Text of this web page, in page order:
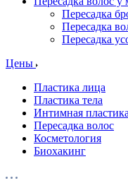
Пересадка
Пересадка
Пересадка
Цены
Пластика лица
Пластика тела
Интимная пластика
Пересадка волос
Косметология
Биохакинг